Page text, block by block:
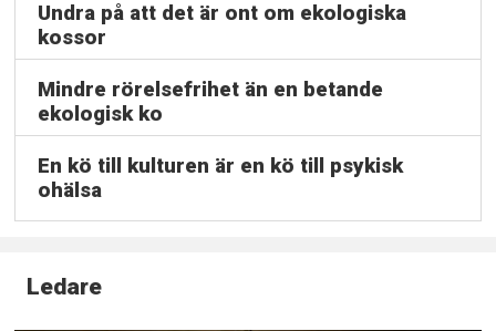
Undra på att det är ont om ekologiska
kossor
Mindre rörelsefrihet än en betande
ekologisk ko
En kö till kulturen är en kö till psykisk
ohälsa
Ledare